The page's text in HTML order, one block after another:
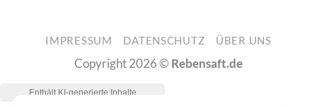
IMPRESSUM DATENSCHUTZ ÜBER UNS
Copyright 2026 © Rebensaft.de